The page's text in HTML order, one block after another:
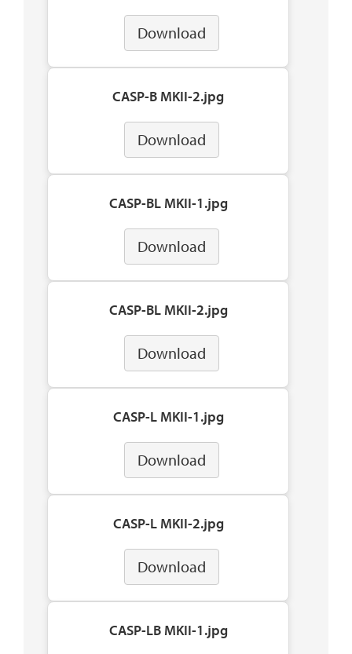
Download
CASP-B MKII-2.jpg
Download
CASP-BL MKII-1.jpg
Download
CASP-BL MKII-2.jpg
Download
CASP-L MKII-1.jpg
Download
CASP-L MKII-2.jpg
Download
CASP-LB MKII-1.jpg